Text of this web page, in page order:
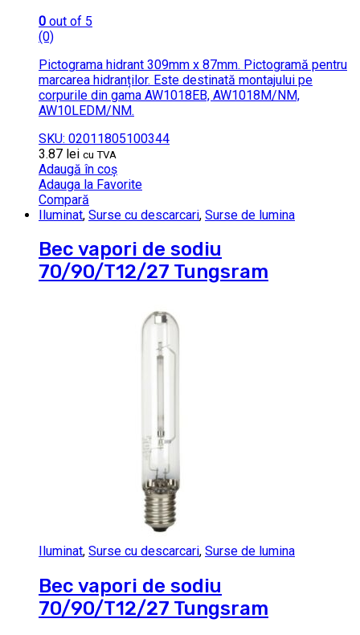
0 out of 5
(0)
Pictograma hidrant 309mm x 87mm. Pictogramă pentru
marcarea hidranților. Este destinată montajului pe
corpurile din gama AW1018EB, AW1018M/NM,
AW10LEDM/NM.
SKU: 02011805100344
3.87 lei cu TVA
Adaugă în coș
Adauga la Favorite
Compară
Iluminat, Surse cu descarcari, Surse de lumina
Bec vapori de sodiu
70/90/T12/27 Tungsram
Iluminat, Surse cu descarcari, Surse de lumina
Bec vapori de sodiu
70/90/T12/27 Tungsram